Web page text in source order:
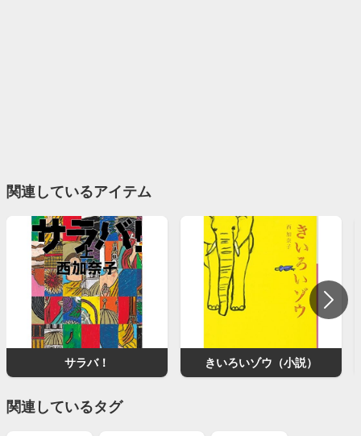
関連しているアイテム
サラバ！ きいろいゾウ（小説）
関連しているタグ